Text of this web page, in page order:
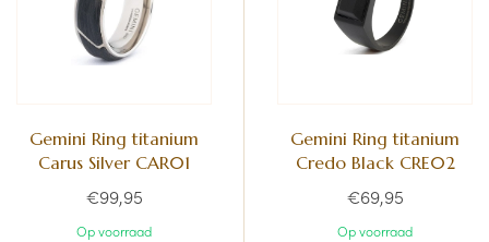
Gemini Ring titanium
Carus Silver CAR01
€99,95
Op voorraad
Gemini Ring titanium
Credo Black CRE02
€69,95
Op voorraad